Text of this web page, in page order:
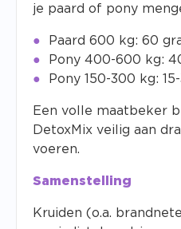
je paard of pony
Paard 600 kg: 60
Pony 400-600 kg:
Pony 150-300 kg:
Een volle maatbeker
DetoxMix veilig aan
voeren.
Samenstelling
Kruiden (o.a.